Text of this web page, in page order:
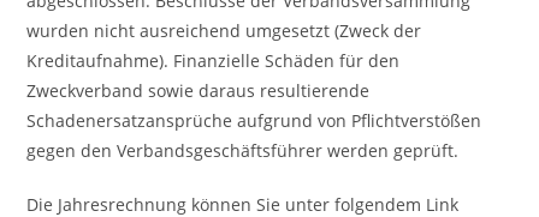
wurden nicht ausreichend umgesetzt (Zweck der
Kreditaufnahme). Finanzielle Schäden für den
Zweckverband sowie daraus resultierende
Schadenersatzansprüche aufgrund von Pflichtverstößen
gegen den Verbandsgeschäftsführer werden geprüft.
Die Jahresrechnung können Sie unter folgendem Link